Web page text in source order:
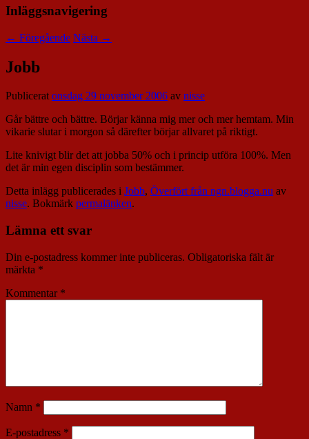
Inläggsnavigering
← Föregående Nästa →
Jobb
Publiceratonsdag 29 november 2006 av nisse
Går bättre och bättre. Börjar känna mig mer och mer hemtam. Min
vikarie slutar i morgon så därefter börjar allvaret på riktigt.
Lite knivigt blir det att jobba 50% och i princip utföra 100%. Men
det är min egen disciplin som bestämmer.
Detta inlägg publicerades i Jobb, Överfört från ngn.blogga.nu av
nisse. Bokmärk permalänken.
Lämna ett svar
Din e-postadress kommer inte publiceras. Obligatoriska fält är
märkta *
Kommentar *
Namn *
E-postadress *